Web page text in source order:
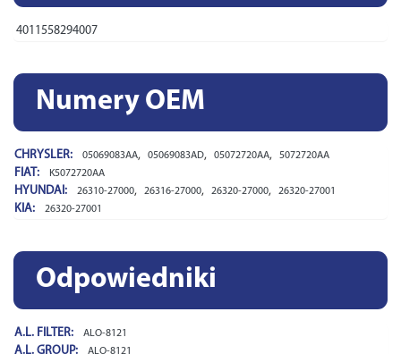
4011558294007
Numery OEM
CHRYSLER: 05069083AA, 05069083AD, 05072720AA, 5072720AA
FIAT: K5072720AA
HYUNDAI: 26310-27000, 26316-27000, 26320-27000, 26320-27001
KIA: 26320-27001
Odpowiedniki
A.L. FILTER: ALO-8121
A.L. GROUP: ALO-8121